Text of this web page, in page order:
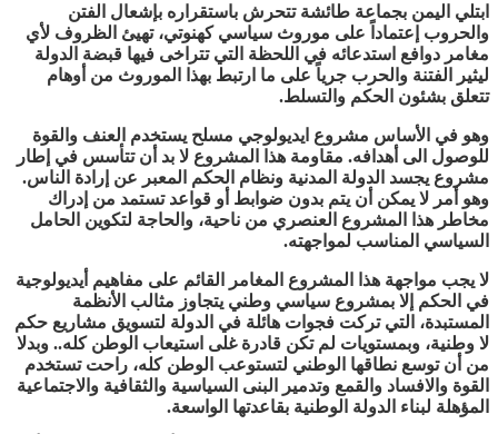
ابتلي اليمن بجماعة طائشة تتحرش باستقراره بإشعال الفتن
والحروب إعتماداً على موروث سياسي كهنوتي، تهيئ الظروف لأي
مغامر دوافع استدعائه في اللحظة التي تتراخى فيها قبضة الدولة
ليثير الفتنة والحرب جرياً على ما ارتبط بهذا الموروث من أوهام
تتعلق بشئون الحكم والتسلط.
وهو في الأساس مشروع ايديولوجي مسلح يستخدم العنف والقوة
للوصول الى أهدافه. مقاومة هذا المشروع لا بد أن تتأسس في إطار
مشروع يجسد الدولة المدنية ونظام الحكم المعبر عن إرادة الناس.
وهو أمر لا يمكن أن يتم بدون ضوابط أو قواعد تستمد من إدراك
مخاطر هذا المشروع العنصري من ناحية، والحاجة لتكوين الحامل
السياسي المناسب لمواجهته.
لا يجب مواجهة هذا المشروع المغامر القائم على مفاهيم أيديولوجية
في الحكم إلا بمشروع سياسي وطني يتجاوز مثالب الأنظمة
المستبدة، التي تركت فجوات هائلة في الدولة لتسويق مشاريع حكم
لا وطنية، وبمستويات لم تكن قادرة غلى استيعاب الوطن كله.. وبدلا
من أن توسع نطاقها الوطني لتستوعب الوطن كله، راحت تستخدم
القوة والافساد والقمع وتدمير البنى السياسية والثقافية والاجتماعية
المؤهلة لبناء الدولة الوطنية بقاعدتها الواسعة.